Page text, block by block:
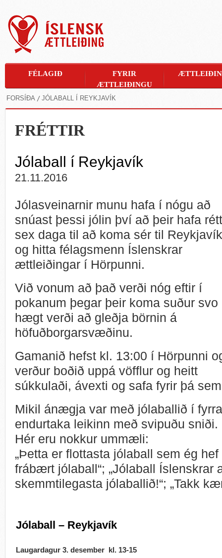
FORSÍÐA JÓLABALL Í REYKJAVÍK
FRÉTTIR
Jólaball í Reykjavík
21.11.2016
Jólasveinarnir munu hafa í nógu að
snúast þessi jólin því að þeir hafa rétt
sex daga til að koma sér til
og hitta félagsmenn Íslenskrar
ættleiðingar í Hörpunni.
Við vonum að það verði nóg eftir í
pokanum þegar þeir koma suður svo
hægt verði að gleðja börnin á
höfuðborgarsvæðinu.
Gamanið hefst kl. 13:00 í Hörpunni
verður boðið uppá vöfflur og heitt
súkkulaði, ávexti og safa fyrir þá
Mikil ánægja var með jólaballið í
endurtaka leikinn með svipuðu sniði.
Hér eru nokkur ummæli:
„Þetta er flottasta jólaball sem ég hef
frábært jólaball“; „Jólaball Íslenskrar
skemmtilegasta jólaballið!“; „Takk
Jólaball – Reykjavík
Laugardagur 3. desember kl. 13-15
FÉLAGIÐ
FYRIR
ÆTTLEIÐINGU